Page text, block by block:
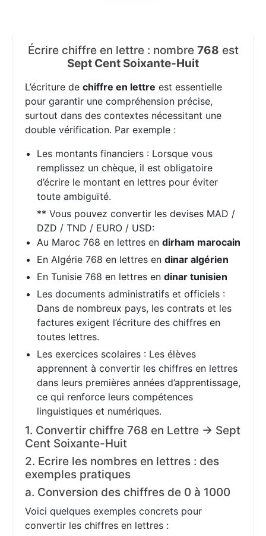
Écrire chiffre en lettre : nombre 768 est
Sept Cent Soixante-Huit
L’écriture dechiffre en lettre est essentielle
pour garantir une compréhension précise,
surtout dans des contextes nécessitant une
double vérification. Par exemple :
Les montants financiers : Lorsque vous
remplissez un chèque, il est obligatoire
d’écrire le montant en lettres pour éviter
toute ambiguïté.
** Vous pouvez convertir les devises MAD /
DZD / TND / EURO / USD:
Au Maroc 768 en lettres endirham marocain
En Algérie 768 en lettres endinar algérien
En Tunisie 768 en lettres endinar tunisien
Les documents administratifs et officiels :
Dans de nombreux pays, les contrats et les
factures exigent l’écriture des chiffres en
toutes lettres.
Les exercices scolaires : Les élèves
apprennent à convertir les chiffres en lettres
dans leurs premières années d’apprentissage,
ce qui renforce leurs compétences
linguistiques et numériques.
1. Convertir chiffre 768 en Lettre → Sept
Cent Soixante-Huit
2. Ecrire les nombres en lettres : des
exemples pratiques
a. Conversion des chiffres de 0 à 1000
Voici quelques exemples concrets pour
convertir les chiffres en lettres :